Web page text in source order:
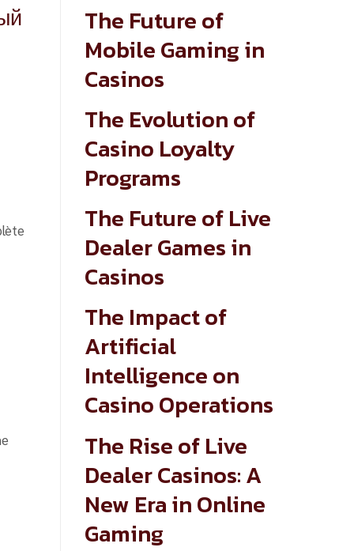
The Future of
Mobile Gaming in
Casinos
The Evolution of
Casino Loyalty
Programs
The Future of Live
Dealer Games in
Casinos
The Impact of
Artificial
Intelligence on
Casino Operations
The Rise of Live
Dealer Casinos: A
New Era in Online
Gaming